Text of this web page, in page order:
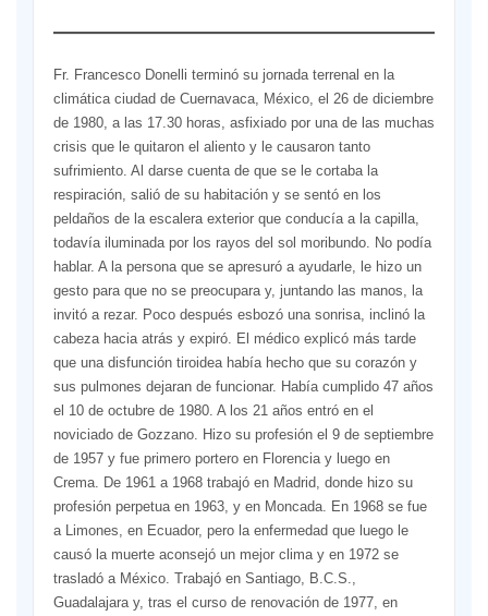
Fr. Francesco Donelli terminó su jornada terrenal en la
climática ciudad de Cuernavaca, México, el 26 de diciembre
de 1980, a las 17.30 horas, asfixiado por una de las muchas
crisis que le quitaron el aliento y le causaron tanto
sufrimiento. Al darse cuenta de que se le cortaba la
respiración, salió de su habitación y se sentó en los
peldaños de la escalera exterior que conducía a la capilla,
todavía iluminada por los rayos del sol moribundo. No podía
hablar. A la persona que se apresuró a ayudarle, le hizo un
gesto para que no se preocupara y, juntando las manos, la
invitó a rezar. Poco después esbozó una sonrisa, inclinó la
cabeza hacia atrás y expiró. El médico explicó más tarde
que una disfunción tiroidea había hecho que su corazón y
sus pulmones dejaran de funcionar. Había cumplido 47 años
el 10 de octubre de 1980. A los 21 años entró en el
noviciado de Gozzano. Hizo su profesión el 9 de septiembre
de 1957 y fue primero portero en Florencia y luego en
Crema. De 1961 a 1968 trabajó en Madrid, donde hizo su
profesión perpetua en 1963, y en Moncada. En 1968 se fue
a Limones, en Ecuador, pero la enfermedad que luego le
causó la muerte aconsejó un mejor clima y en 1972 se
trasladó a México. Trabajó en Santiago, B.C.S.,
Guadalajara y, tras el curso de renovación de 1977, en